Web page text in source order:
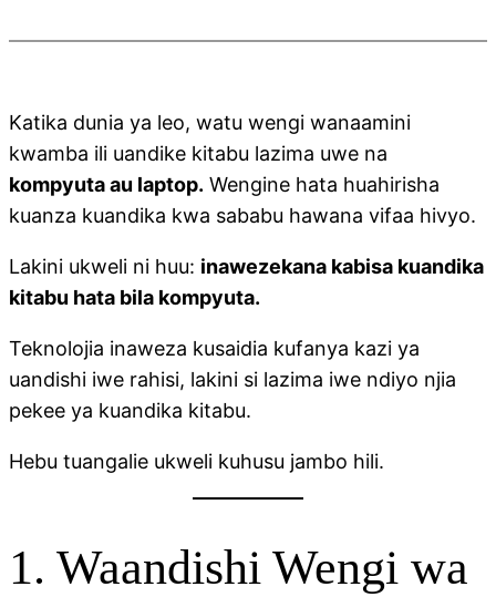
Katika dunia ya leo, watu wengi wanaamini
kwamba ili uandike kitabu lazima uwe na
kompyuta au laptop. Wengine hata huahirisha
kuanza kuandika kwa sababu hawana vifaa hivyo.
Lakini ukweli ni huu: inawezekana kabisa kuandika
kitabu hata bila kompyuta.
Teknolojia inaweza kusaidia kufanya kazi ya
uandishi iwe rahisi, lakini si lazima iwe ndiyo njia
pekee ya kuandika kitabu.
Hebu tuangalie ukweli kuhusu jambo hili.
1. Waandishi Wengi wa